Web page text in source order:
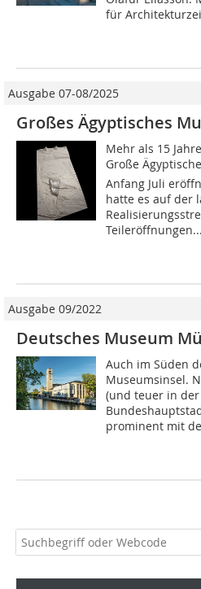
für
Ausgabe 07-08/2025
Großes Ägyptisches
Mehr als 15
Große Ägyptische
Anfang Juli
hatte es auf der
Teileröffnungen...
Ausgabe 09/2022
Deutsches Museum
Auch im Süden
Mu­seumsinsel.
(und teuer in
prominent mit